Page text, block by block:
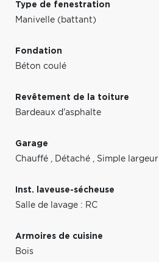
Type de fenestration
Manivelle (battant)
Fondation
Béton coulé
Revêtement de la toiture
Bardeaux d'asphalte
Garage
Chauffé
Détaché Simple largeur
Inst. laveuse-sécheuse
Salle de lavage : RC
Armoires de cuisine
Bois